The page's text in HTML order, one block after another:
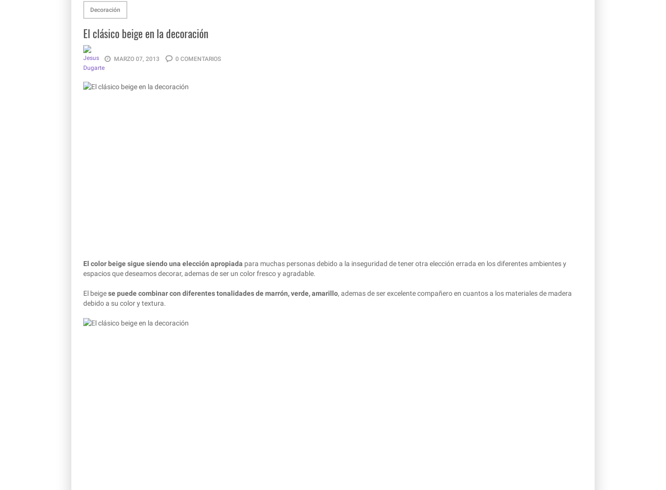
Decoración
El clásico beige en la decoración
MARZO 07, 2013 0 COMENTARIOS
El color beige sigue siendo una elección apropiada para muchas personas debido a la inseguridad de tener otra elección errada en los diferentes ambientes y
espacios que deseamos decorar, ademas de ser un color fresco y agradable.
El beigese puede combinar con diferentes tonalidades de marrón, verde, amarillo, ademas de ser excelente compañero en cuantos a los materiales de madera
debido a su color y textura.